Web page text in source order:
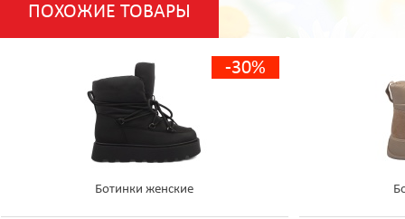
ПОХОЖИЕ ТОВАРЫ
-30%
Ботинки женские